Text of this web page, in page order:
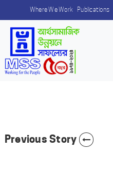
Where We Work Publications
Previous Story